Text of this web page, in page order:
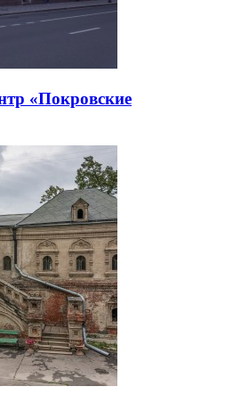
«Покровские